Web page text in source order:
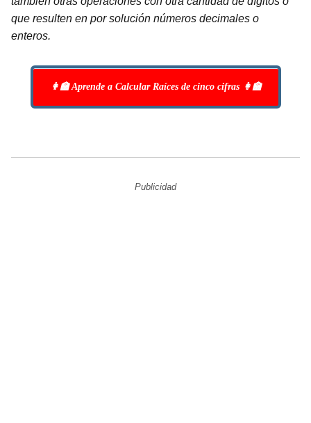
que resulten en por solución números decimales o
enteros.
👩‍🏫 Aprende a Calcular Raíces de cinco cifras 👩‍🏫
Publicidad